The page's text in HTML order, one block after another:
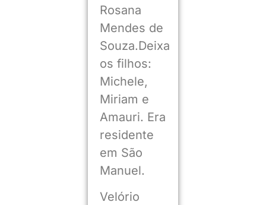
Rosana
Mendes de
Souza.Deixa
os filhos:
Michele,
Miriam e
Amauri. Era
residente
em São
Manuel.
Velório